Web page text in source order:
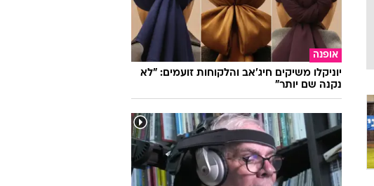
אופנה
יוניקלו משיקים חיג'אב והלקוחות זועמים: "לא
נקנה שם יותר"